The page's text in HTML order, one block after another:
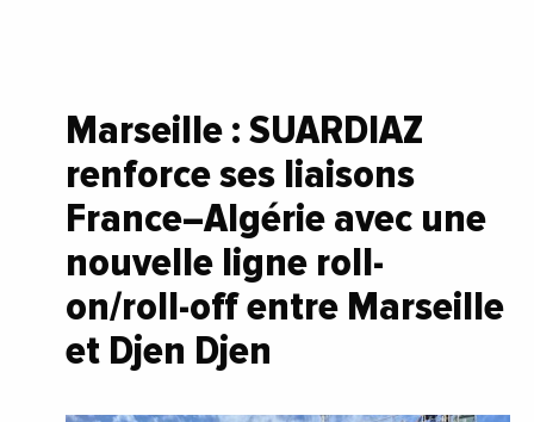
Marseille : SUARDIAZ
renforce ses liaisons
France–Algérie avec une
nouvelle ligne roll-
on/roll-off entre Marseille
et Djen Djen